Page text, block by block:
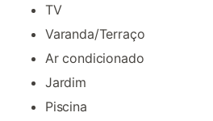
TV
Varanda/Terraço
Ar condicionado
Jardim
Piscina